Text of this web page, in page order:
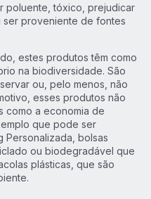
poluente, tóxico, prejudicar
ser proveniente de fontes
estes produtos têm como
na biodiversidade. São
ou, pelo menos, não
esses produtos não
como a economia de
que pode ser
Personalizada, bolsas
ou biodegradável que
plásticas, que são